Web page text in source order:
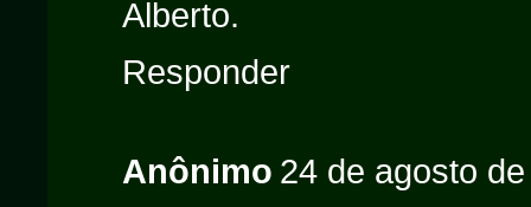
Alberto.
Responder
Anônimo 24 de agosto